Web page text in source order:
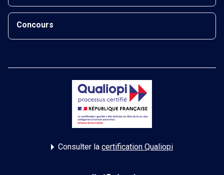
Concours
Consulter la certification Qualiopi